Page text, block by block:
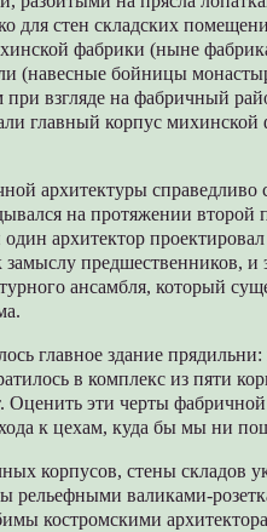
для стен складских
фабрики (ныне
(навесные бойницы
взгляде на фабричный
главный корпус
архитектуры справедливо
на протяжении
архитектор
замыслу предшественников,
ансамбля, который
главное здание
в комплекс из пяти
Оценить эти черты
к цехам, куда бы мы ни
корпусов, стены складов
рельефными валиками-
костромскими